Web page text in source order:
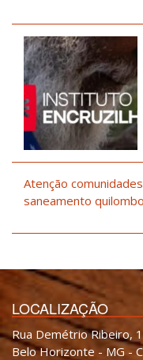
Atenção
saneamento
LOCALIZAÇÃO
Rua Demétrio Ribeiro,
Belo Horizonte - MG -